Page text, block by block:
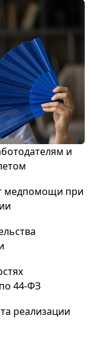
и
медпомощи при
44-ФЗ
реализации